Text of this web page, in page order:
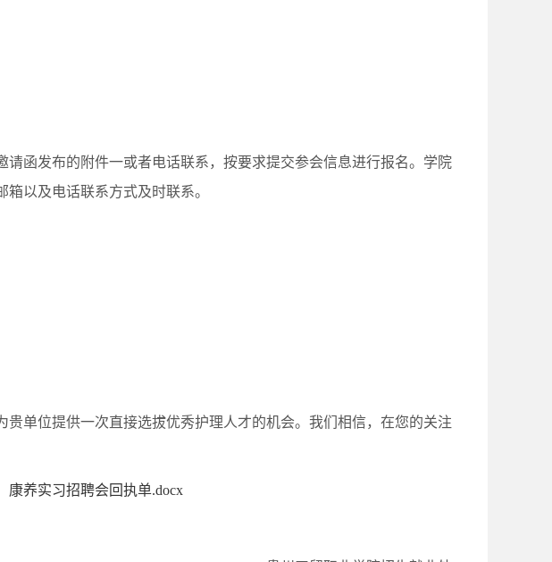
函发布的附件一或者电话联系，按要求提交参会信息进行报名。学院
以及电话联系方式及时联系。
单位提供一次直接选拔优秀护理人才的机会。我们相信，在您的关注
康养实习招聘会回执单.docx